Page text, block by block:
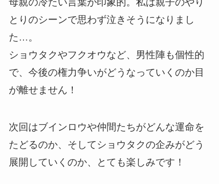
とりのシーンで思わず泣きそうになりまし
た…。
ショウタクやフクオウなど、男性陣も個性的
で、今後の権力争いがどうなっていくのか目
が離せません！
次回はブインロウや仲間たちがどんな運命を
たどるのか、そしてショウタクの企みがどう
展開していくのか、とても楽しみです！